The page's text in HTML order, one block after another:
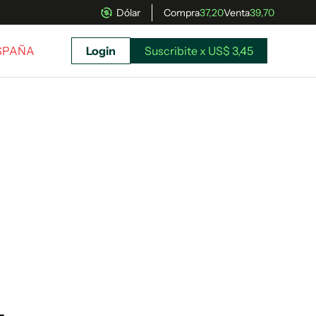
Dólar Compra37,20Venta39,70
Login Suscribite x US$ 3,45